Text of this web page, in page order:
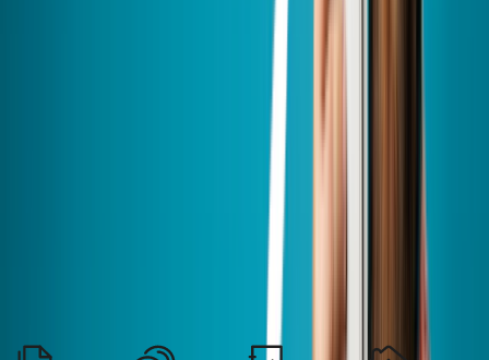
Un gage officiel de qualité et de performance pour
La qualité de vos travaux dépend avant tout de l’expertise de ceux
qui les réalisent. Nos Pros certifiés RGE suivent régulièrement des
Un accompagnement complet, de A à Z